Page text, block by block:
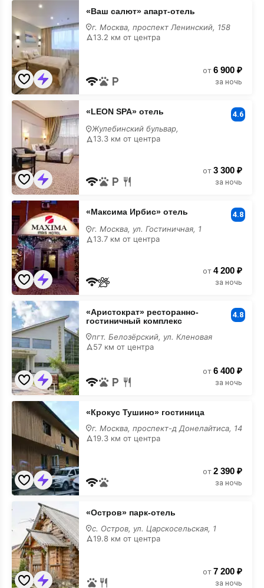
«Ваш
салют»
апарт-
отель
с
бассейном
«Ваш салют» апарт-отель
г. Москва, проспект Ленинский, 158
13.2 км от центра
от 6 900 ₽
за ночь
«LEON
SPA»
отель
бассейном
«LEON SPA» отель 4.6
Жулебинский бульвар,
13.3 км от центра
от 3 300 ₽
за ночь
«Максима
Ирбис»
отель
с
бассейном
«Максима Ирбис» отель 4.8
г. Москва, ул. Гостиничная, 1
13.7 км от центра
от 4 200 ₽
за ночь
«Аристократ»
ресторанно-
гостиничный
комплекс
с
бассейном
«Аристократ» ресторанно-
гостиничный комплекс
4.8
пгт. Белозёрский, ул. Кленовая
57 км от центра
от 6 400 ₽
за ночь
«Крокус
Тушино»
гостиница
с
бассейном
«Крокус Тушино» гостиница
г. Москва, проспект-д Донелайтиса, 14
19.3 км от центра
от 2 390 ₽
за ночь
«Остров»
отель
с
бассейном
«Остров» парк-отель
с. Остров, ул. Царскосельская, 1
19.8 км от центра
от 7 200 ₽
за ночь